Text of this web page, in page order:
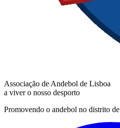
Associação de Andebol de Lisboa
a viver o nosso desporto
Promovendo o andebol no distrito